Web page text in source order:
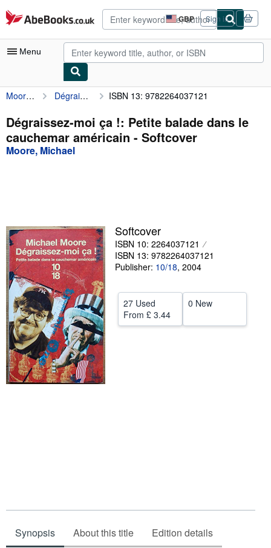
Skip to main content
AbeBooks.co.uk GBP
Site
shopping
preferences
Sign in
Menu
My Account
My Purchases
Advanced Search
Textbooks
Sellers
Start Selling
Help
CLOSE
Moore, Michael Dégraissez-moi ça !: Petite balade dans le cauchemar américain ISBN 13: 9782264037121
Dégraissez-moi ça !: Petite balade dans le
cauchemar américain - Softcover
Moore, Michael
Softcover
ISBN 10: 2264037121
ISBN 13: 9782264037121
Publisher: 10/18, 2004
27 Used
From £ 3.44
0 New
Synopsis About this title Edition details